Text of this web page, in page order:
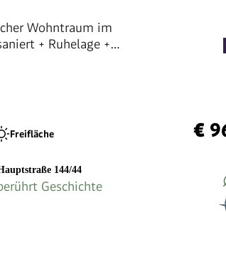
Wohntraum im
+ Ruhelage +
Freifläche €
144/44
Geschichte